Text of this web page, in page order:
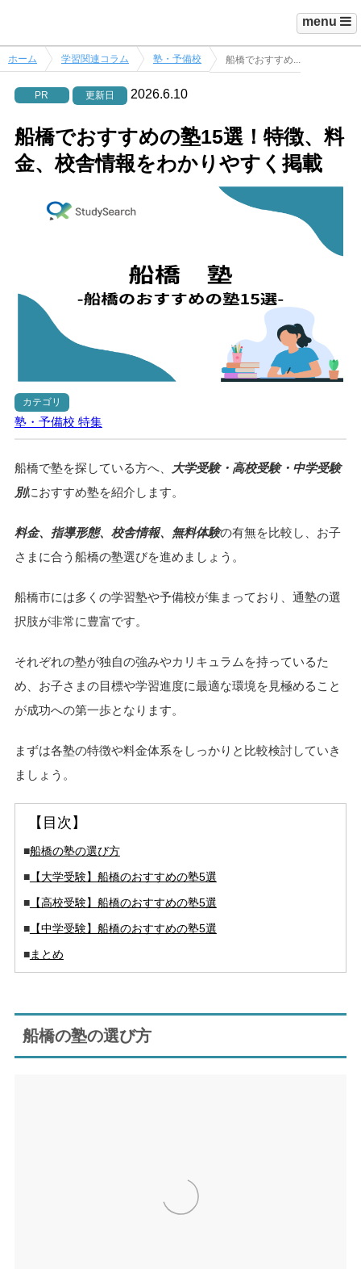
menu
ホーム 学習関連コラム 塾・予備校 船橋でおすすめ...
PR 更新日 2026.6.10
船橋でおすすめの塾15選！特徴、料
金、校舎情報をわかりやすく掲載
カテゴリ
塾・予備校 特集
船橋で塾を探している方へ、
大学受験・高校受験・中学受験
別におすすめ塾を紹介します。
料金、指導形態、校舎情報、無料体験の有無を比較し、お子
さまに合う船橋の塾選びを進めましょう。
船橋市には多くの学習塾や予備校が集まっており、通塾の選
択肢が非常に豊富です。
それぞれの塾が独自の強みやカリキュラムを持っているた
め、お子さまの目標や学習進度に最適な環境を見極めること
が成功への第一歩となります。
まずは各塾の特徴や料金体系をしっかりと比較検討していき
ましょう。
【目次】
■船橋の塾の選び方
■【大学受験】船橋のおすすめの塾5選
■【高校受験】船橋のおすすめの塾5選
■【中学受験】船橋のおすすめの塾5選
■まとめ
船橋の塾の選び方